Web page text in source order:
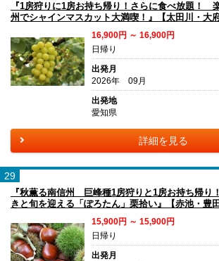
『1房狩りに1房お持ち帰り！さらに食べ放題！
州でシャインマスカット大満喫！』【太田川・大府
16,900円 ～ 16,900円
日帰り
出発月
2026年 09月
出発地
愛知県
詳細を見る
29
『秋薫る南信州 巨峰種1房狩りと1房お持ち帰り
きと旬を迎える「ぽろたん」栗拾い』【赤池・豊田
15,900円 ～ 15,900円
日帰り
出発月